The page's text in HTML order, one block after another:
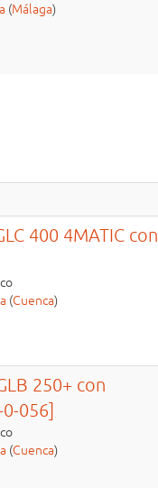
(Málaga)
400 4MATIC con
(Cuenca)
250+ con
056]
(Cuenca)